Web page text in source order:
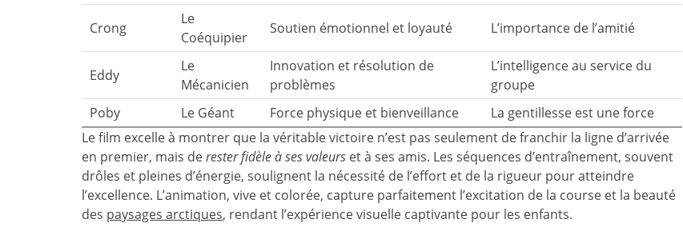
Crong
Le
Coéquipier
Soutien émotionnel et loyauté L’importance de l’amitié
Eddy
Le
Mécanicien
Innovation et résolution de
problèmes
L’intelligence au service du
groupe
Poby
Le Géant Force physique et bienveillance
La gentillesse est une force
Le film excelle à montrer que la véritable victoire n’est pas seulement de franchir la ligne d’arrivée
en premier, mais derester fidèle à ses valeurs et à ses amis. Les séquences d’entraînement, souvent
drôles et pleines d’énergie, soulignent la nécessité de l’effort et de la rigueur pour atteindre
l’excellence. L’animation, vive et colorée, capture parfaitement l’excitation de la course et la beauté
des paysages arctiques, rendant l’expérience visuelle captivante pour les enfants.